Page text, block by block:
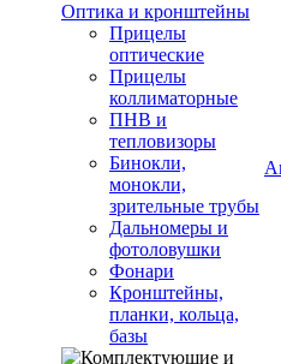
Оптика и кронштейны
Прицелы
оптические
Прицелы
коллиматорные
ПНВ и
тепловизоры
Бинокли,
монокли,
зрительные трубы
Дальномеры и
фотоловушки
Фонари
Кронштейны,
планки, кольца,
базы